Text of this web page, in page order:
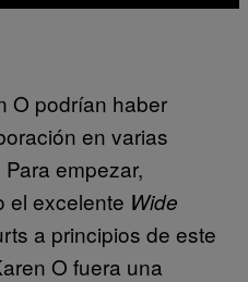
O podrían haber
en varias
empezar,
el excelente Wide
a principios de este
O fuera una